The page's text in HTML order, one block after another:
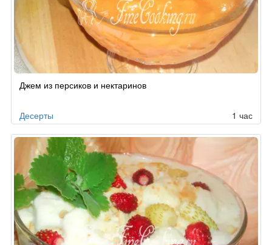
Джем из персиков и нектаринов
Десерты 1 час